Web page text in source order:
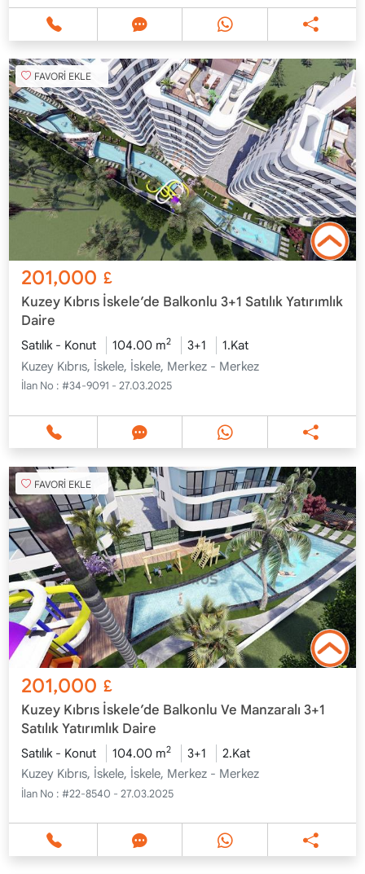
FAVORİ EKLE
201,000 £
Kuzey Kıbrıs İskele’de Balkonlu 3+1 Satılık Yatırımlık
Daire
Satılık - Konut 104.00 m2 3+1
1.Kat
Kuzey Kıbrıs, İskele, İskele, Merkez - Merkez
İlan No : #34-9091 - 27.03.2025
FAVORİ EKLE
201,000 £
Kuzey Kıbrıs İskele’de Balkonlu Ve Manzaralı 3+1
Satılık Yatırımlık Daire
Satılık - Konut 104.00 m2 3+1
2.Kat
Kuzey Kıbrıs, İskele, İskele, Merkez - Merkez
İlan No : #22-8540 - 27.03.2025